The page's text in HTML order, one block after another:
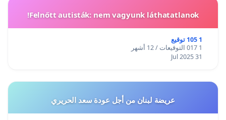
Felnőtt autisták: nem vagyunk láthatatlanok!
1 105 توقيع
1 017 التوقيعات / 12 أشهر
31 Jul 2025
عريضة لبنان من أجل عودة سعد الحريري